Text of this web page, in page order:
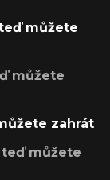
můžete
můžete
zahrát
můžete